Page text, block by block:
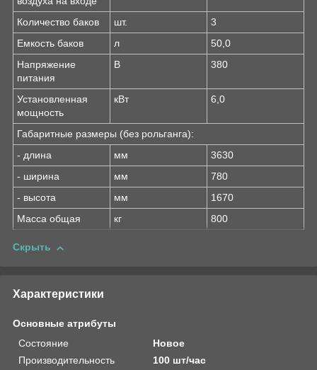
Количество баков
шт.
3
Емкость баков
л
50,0
Напряжение
питания
В 380
Установленная
мощность
кВт 6,0
Габаритные размеры (без рольганга):
- длина
мм
3630
- ширина
мм
780
- высота
мм
1670
Масса общая
кг 800
Скрыть
Характеристики
Основные атрибуты
Состояние
Новое
Производительность
100 шт/час